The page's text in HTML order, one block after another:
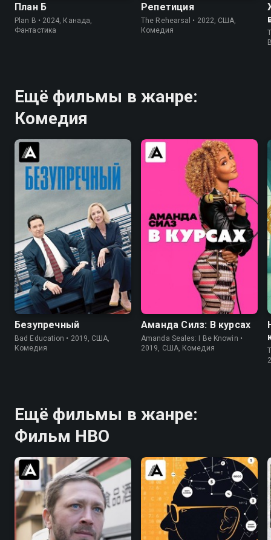
План Б
Plan B • 2024, Канада,
Фантастика
Репетиция
The Rehearsal • 2022, США,
Комедия
Ещё фильмы в жанре:
Комедия
6.7 7.1
Безупречный
Bad Education • 2019, США,
Комедия
Аманда Силз: В курсах
Amanda Seales: I Be Knowin •
2019, США, Комедия
Ещё фильмы в жанре:
Фильм HBO